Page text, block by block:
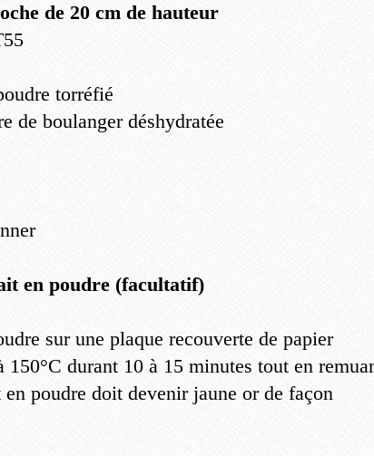
de 20 cm de hauteur
torréfié
de boulanger déshydratée
en poudre (facultatif)
sur une plaque recouverte de papier
durant 10 à 15 minutes tout en
poudre doit devenir jaune or de façon